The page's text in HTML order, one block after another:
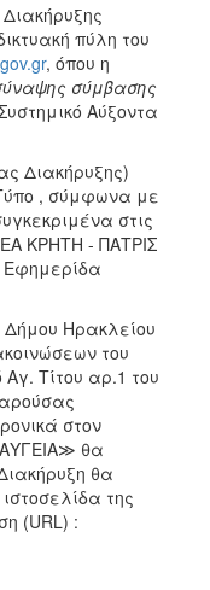
πύλη του
gov.gr, όπου η
σύμβασης
Αύξοντα
Διακήρυξης)
, σύμφωνα με
στις
ΚΡΗΤΗ - ΠΑΤΡΙΣ
Εφημερίδα
Δήμου Ηρακλείου
του
Τίτου αρ.1 του
στον
θα
θα
της
(URL) :